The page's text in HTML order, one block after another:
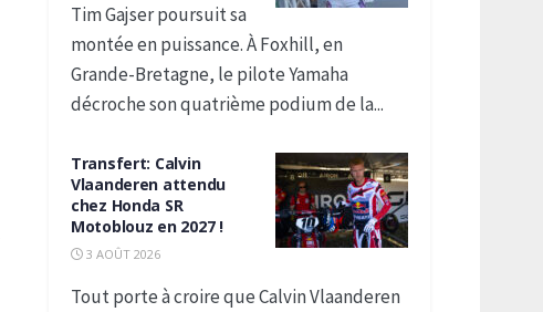
Tim Gajser poursuit sa
montée en puissance. À Foxhill, en
Grande-Bretagne, le pilote Yamaha
décroche son quatrième podium de la...
Transfert: Calvin
Vlaanderen attendu
chez Honda SR
Motoblouz en 2027 !
3 AOÛT 2026
Tout porte à croire que Calvin Vlaanderen